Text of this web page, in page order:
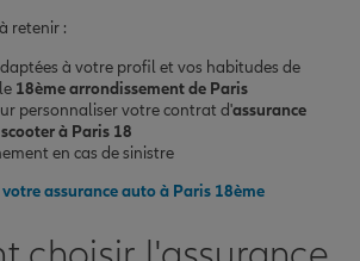
retenir :
à votre profil et vos habitudes de
18ème arrondissement de Paris
personnaliser votre contrat d'assurance
à Paris 18
en cas de sinistre
assurance auto à Paris 18ème